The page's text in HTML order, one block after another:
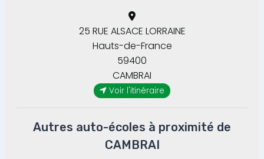
25 RUE ALSACE LORRAINE
CAMBRAI
Hauts-de-France
59400
Voir l'itinéraire
Autres auto-écoles à proximité de
CAMBRAI